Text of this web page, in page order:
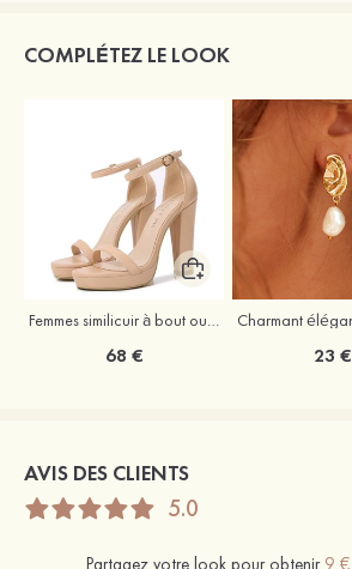
COMPLÉTEZ LE LOOK
68 € 23 €
AVIS DES CLIENTS
5.0
Partagez votre look pour obtenir 9 €